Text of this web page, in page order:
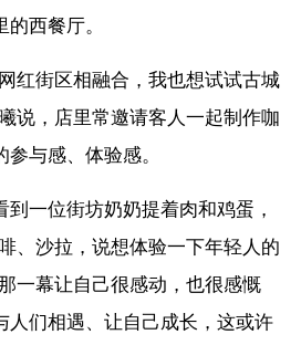
西餐厅。
红街区相融合，我也想试试古城
说，店里常邀请客人一起制作咖
与感、体验感。
到一位街坊奶奶提着肉和鸡蛋，
、沙拉，说想体验一下年轻人的
一幕让自己很感动，也很感慨
们相遇、让自己成长，这或许